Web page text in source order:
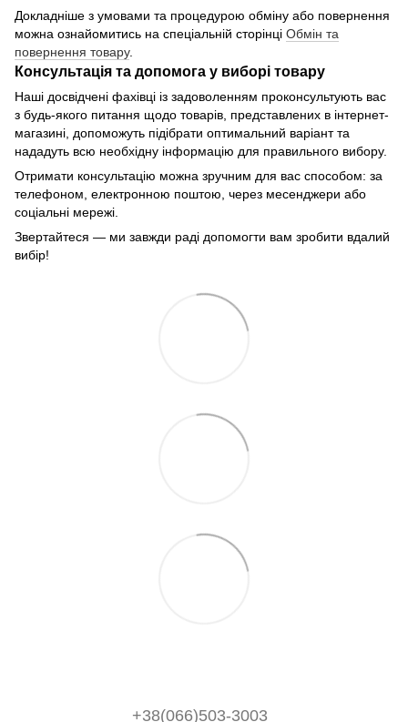
Докладніше з умовами та процедурою обміну або повернення
можна ознайомитись на спеціальній сторінці Обмін та
повернення товару.
Консультація та допомога у виборі товару
Наші досвідчені фахівці із задоволенням проконсультують вас
з будь-якого питання щодо товарів, представлених в інтернет-
магазині, допоможуть підібрати оптимальний варіант та
нададуть всю необхідну інформацію для правильного вибору.
Отримати консультацію можна зручним для вас способом: за
телефоном, електронною поштою, через месенджери або
соціальні мережі.
Звертайтеся — ми завжди раді допомогти вам зробити вдалий
вибір!
+38(066)503-3003